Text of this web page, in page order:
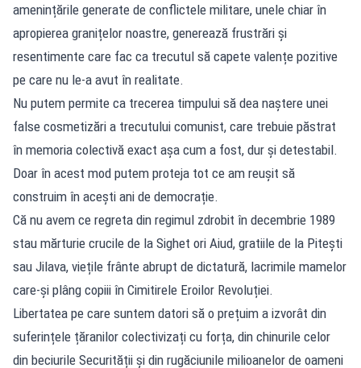
amenințările generate de conflictele militare, unele chiar în
apropierea granițelor noastre, generează frustrări și
resentimente care fac ca trecutul să capete valențe pozitive
pe care nu le-a avut în realitate.
Nu putem permite ca trecerea timpului să dea naștere unei
false cosmetizări a trecutului comunist, care trebuie păstrat
în memoria colectivă exact așa cum a fost, dur și detestabil.
Doar în acest mod putem proteja tot ce am reușit să
construim în acești ani de democrație.
Că nu avem ce regreta din regimul zdrobit în decembrie 1989
stau mărturie crucile de la Sighet ori Aiud, gratiile de la Pitești
sau Jilava, viețile frânte abrupt de dictatură, lacrimile mamelor
care-și plâng copiii în Cimitirele Eroilor Revoluției.
Libertatea pe care suntem datori să o prețuim a izvorât din
suferințele țăranilor colectivizați cu forța, din chinurile celor
din beciurile Securității și din rugăciunile milioanelor de oameni